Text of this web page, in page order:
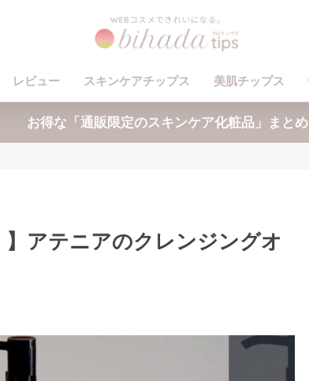
レビュー スキンケアチップス 美肌チップス
お得な「通販限定のスキンケア化粧品」まとめ
】アテニアのクレンジングオ